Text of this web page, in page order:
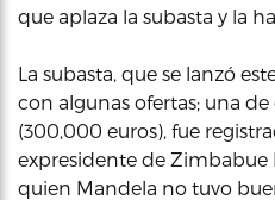
que aplaza la subasta y la
La subasta, que se lanzó
con algunas ofertas; una
(300,000 euros), fue
expresidente de Zimbabue
quien Mandela no tuvo